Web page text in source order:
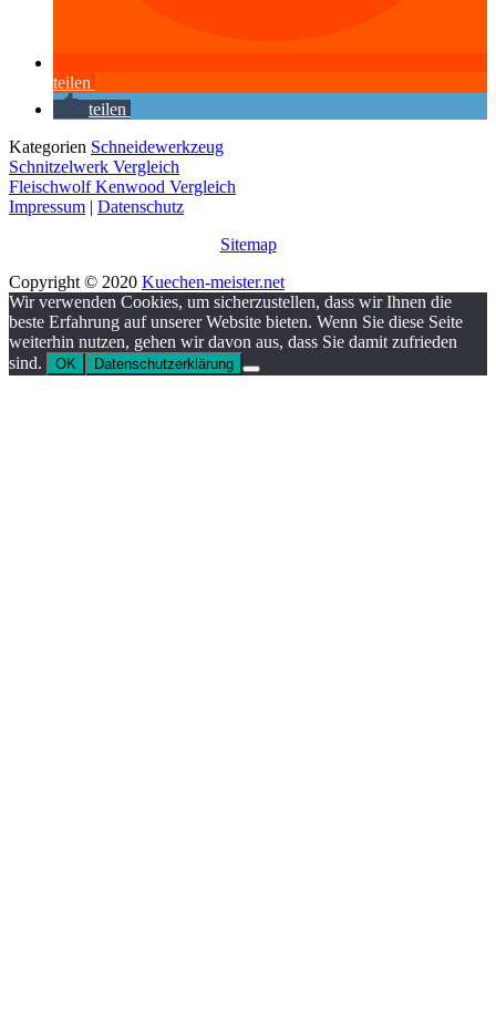
teilen
teilen
Kategorien Schneidewerkzeug
Schnitzelwerk Vergleich
Fleischwolf Kenwood Vergleich
Impressum | Datenschutz
Sitemap
Copyright © 2020 Kuechen-meister.net
Wir verwenden Cookies, um sicherzustellen, dass wir Ihnen die
beste Erfahrung auf unserer Website bieten. Wenn Sie diese Seite
weiterhin nutzen, gehen wir davon aus, dass Sie damit zufrieden
sind.
OK Datenschutzerklärung